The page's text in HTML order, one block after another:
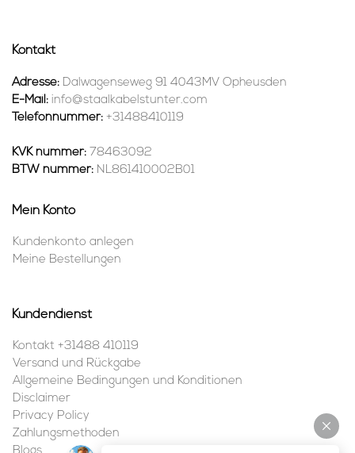
Kontakt
Adresse: Dalwagenseweg 91 4043MV Opheusden
E-Mail: info@staalkabelstunter.com
Telefonnummer: +31488410119
KVK nummer: 78463092
BTW nummer: NL861410002B01
Mein Konto
Kundenkonto anlegen
Meine Bestellungen
Kundendienst
Kontakt +31488 410119
Versand und Rückgabe
Allgemeine Bedingungen und Konditionen
Disclaimer
Privacy Policy
Zahlungsmethoden